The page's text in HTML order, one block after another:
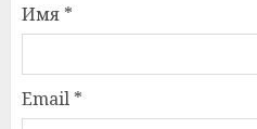
Имя *
Email *